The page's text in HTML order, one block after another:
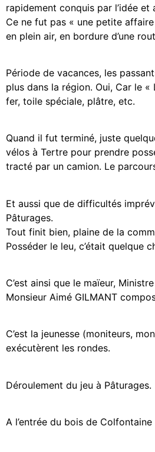
rapidement conquis par l’idée
Ce ne fut pas « une petite
en plein air, en bordure d’une
Période de vacances, les
plus dans la région. Oui, Car le
fer, toile spéciale, plâtre, etc.
Quand il fut terminé, juste
vélos à Tertre pour prendre
tracté par un camion. Le
Et aussi que de difficultés
Pâturages.
Tout finit bien, plaine de la
Posséder le leu, c’était quelque
C’est ainsi que le maïeur,
Monsieur Aimé GILMANT
C’est la jeunesse (moniteurs,
exécutèrent les rondes.
Déroulement du jeu à Pâturages.
A l’entrée du bois de